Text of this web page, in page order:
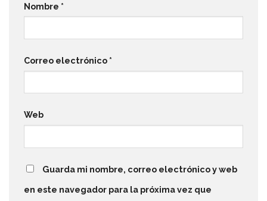
Nombre *
Correo electrónico *
Web
Guarda mi nombre, correo electrónico y web
en este navegador para la próxima vez que